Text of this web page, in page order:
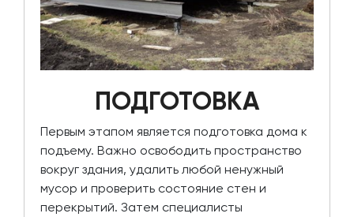
ПОДГОТОВКА
Первым этапом является подготовка дома к
подъему. Важно освободить пространство
вокруг здания, удалить любой ненужный
мусор и проверить состояние стен и
перекрытий. Затем специалисты